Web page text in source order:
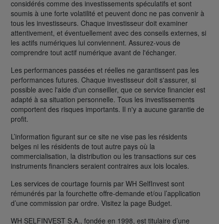
considérés comme des investissements spéculatifs et sont
soumis à une forte volatilité et peuvent donc ne pas convenir à
tous les investisseurs. Chaque investisseur doit examiner
attentivement, et éventuellement avec des conseils externes, si
les actifs numériques lui conviennent. Assurez-vous de
comprendre tout actif numérique avant de l'échanger.
Les performances passées et réelles ne garantissent pas les
performances futures. Chaque investisseur doit s'assurer, si
possible avec l'aide d'un conseiller, que ce service financier est
adapté à sa situation personnelle. Tous les investissements
comportent des risques importants. Il n'y a aucune garantie de
profit.
L’information figurant sur ce site ne vise pas les résidents
belges ni les résidents de tout autre pays où la
commercialisation, la distribution ou les transactions sur ces
instruments financiers seraient contraires aux lois locales.
Les services de courtage fournis par WH SelfInvest sont
rémunérés par la fourchette offre-demande et/ou l’application
d’une commission par ordre. Visitez la page Budget.
WH SELFINVEST S.A., fondée en 1998, est titulaire d’une